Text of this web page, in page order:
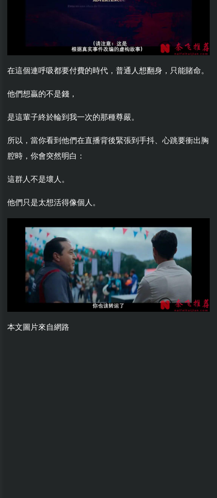
在這個連呼吸都要付費的時代，普通人想翻身，只能賭命。
他們想贏的不是錢，
是這輩子終於輪到我一次的那種尊嚴。
所以，當你看到他們在直播背後緊張到手抖、心跳要衝出胸
腔時，你會突然明白：
這群人不是壞人。
他們只是太想活得像個人。
本文圖片來自網路